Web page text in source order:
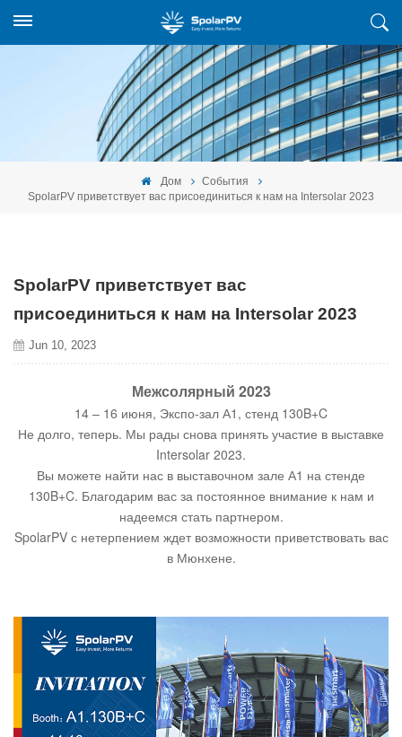
Дом
События
SpolarPV приветствует вас присоединиться к нам на Intersolar 2023
SpolarPV приветствует вас
присоединиться к нам на Intersolar 2023
Jun 10, 2023
Межсолярный 2023
14 – 16 июня, Экспо-зал А1, стенд 130B+C
Не долго, теперь. Мы рады снова принять участие в выставке
Intersolar 2023.
Вы можете найти нас в выставочном зале А1 на стенде
130B+C. Благодарим вас за постоянное внимание к нам и
надеемся стать партнером.
SpolarPV с нетерпением ждет возможности приветствовать вас
в Мюнхене.